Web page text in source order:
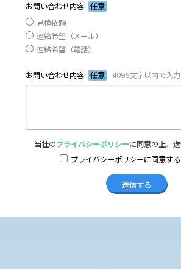
お問い合わせ内容 任意
見積依頼
連絡希望（メール）
連絡希望（電話）
お問い合わせ内容 任意 4096文字以内で入
当社のプライバシーポリシーに同意の上、
プライバシーポリシーに同意する